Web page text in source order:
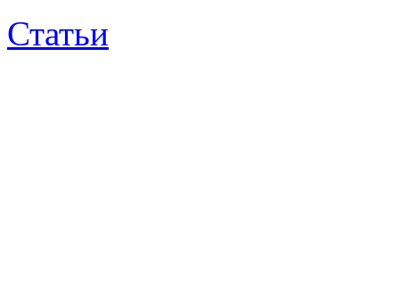
Статьи